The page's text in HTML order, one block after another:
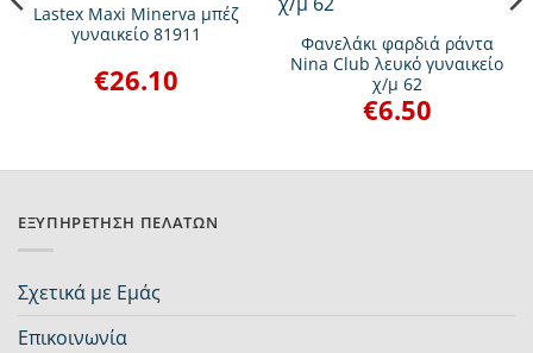
Lastex Maxi Minerva μπέζ
γυναικείο 81911
€26.10
Φανελάκι φαρδιά ράντα
Nina Club λευκό γυναικείο
χ/μ 62
€6.50
ΕΞΥΠΗΡΈΤΗΣΗ ΠΕΛΑΤΏΝ
Σχετικά με Εμάς
Επικοινωνία